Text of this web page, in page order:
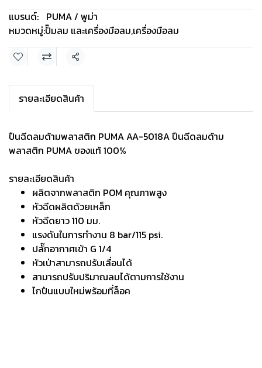
แบรนด์: PUMA / พูม่า
หมวดหมู่:ปั๊มลม และเครื่องมือลม,เครื่องมือลม
แชร์
รายละเอียดสินค้า
ปืนฉีดลมด้ามพลาสติก PUMA AA-5018A ปืนฉีดลมด้าม
พลาสติก PUMA ของแท้ 100%
รายละเอียดสินค้า
ผลิตจากพลาสติก POM คุณภาพสูง
หัวฉีดผลิตด้วยเหล็ก
หัวฉีดยาว 110 มม.
แรงดันในการทำงาน 8 bar/115 psi.
ปลั๊กอากาศเข้า G 1/4
หัวเป่าสามารถปรับเลื่อนได้
สามารถปรับปริมาณลมได้ตามการใช้งาน
ไกปืนแบบใหม่พร้อมที่ล็อค